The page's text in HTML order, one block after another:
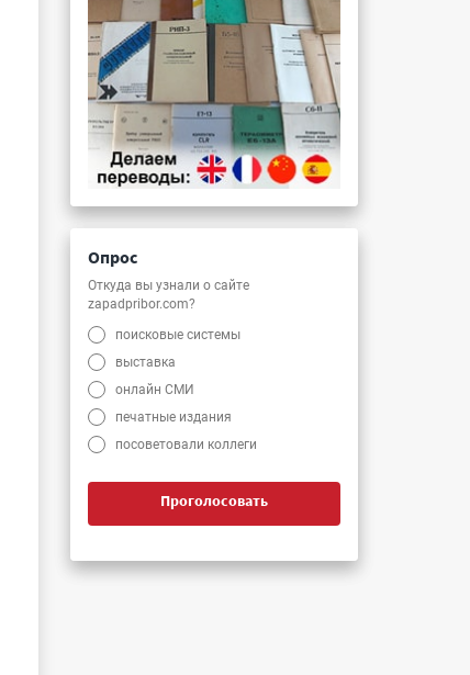
Опрос
Откуда вы узнали о сайте
zapadpribor.com?
поисковые системы
выставка
онлайн СМИ
печатные издания
посоветовали коллеги
Проголосовать